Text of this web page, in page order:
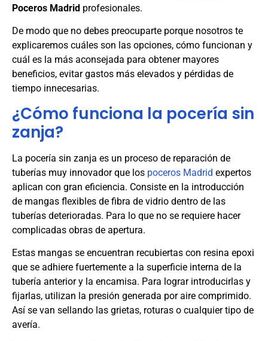
Poceros Madrid profesionales.
De modo que no debes preocuparte porque nosotros te
explicaremos cuáles son las opciones, cómo funcionan y
cuál es la más aconsejada para obtener mayores
beneficios, evitar gastos más elevados y pérdidas de
tiempo innecesarias.
¿Cómo funciona la pocería sin
zanja?
La pocería sin zanja es un proceso de reparación de
tuberías muy innovador que los poceros Madrid expertos
aplican con gran eficiencia. Consiste en la introducción
de mangas flexibles de fibra de vidrio dentro de las
tuberías deterioradas. Para lo que no se requiere hacer
complicadas obras de apertura.
Estas mangas se encuentran recubiertas con resina epoxi
que se adhiere fuertemente a la superficie interna de la
tubería anterior y la encamisa. Para lograr introducirlas y
fijarlas, utilizan la presión generada por aire comprimido.
Así se van sellando las grietas, roturas o cualquier tipo de
avería.